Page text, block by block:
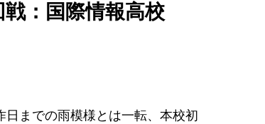
戦：国際情報高校
までの雨模様とは一転、本校初